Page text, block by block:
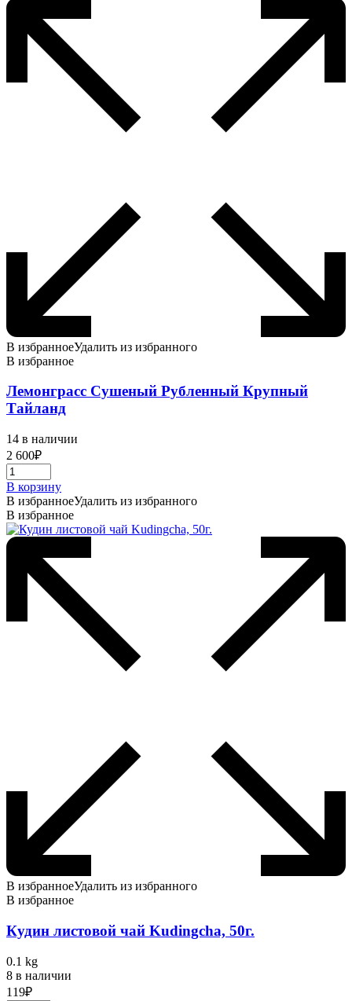
В избранноеУдалить из избранного
В избранное
Лемонграсс Сушеный Рубленный Крупный
Тайланд
14 в наличии
2 600₽
В корзину
В избранноеУдалить из избранного
В избранное
В избранноеУдалить из избранного
В избранное
Кудин листовой чай Kudingcha, 50г.
0.1 kg
8 в наличии
119₽